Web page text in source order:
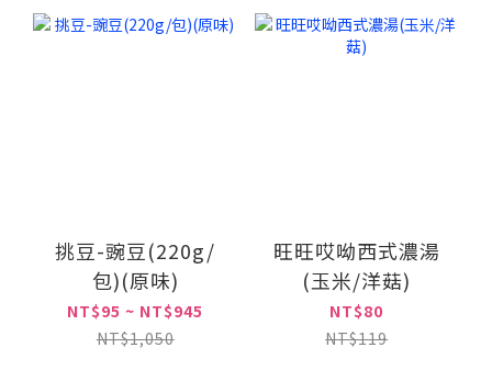
挑豆-豌豆(220g/
包)(原味)
NT$95 ~ NT$945
NT$1,050
旺旺哎呦西式濃湯
(玉米/洋菇)
NT$80
NT$119